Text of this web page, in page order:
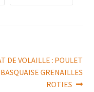
:
DE VOLAILLE : POULET
BASQUAISE GRENAILLES
ROTIES